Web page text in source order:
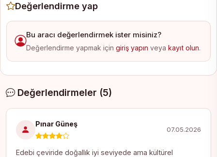
Değerlendirme yap
Bu aracı değerlendirmek ister misiniz?
Değerlendirme yapmak için giriş yapın veya kayıt olun.
Değerlendirmeler (5)
Pınar Güneş
07.05.2026
Edebi çeviride doğallık iyi seviyede ama kültürel